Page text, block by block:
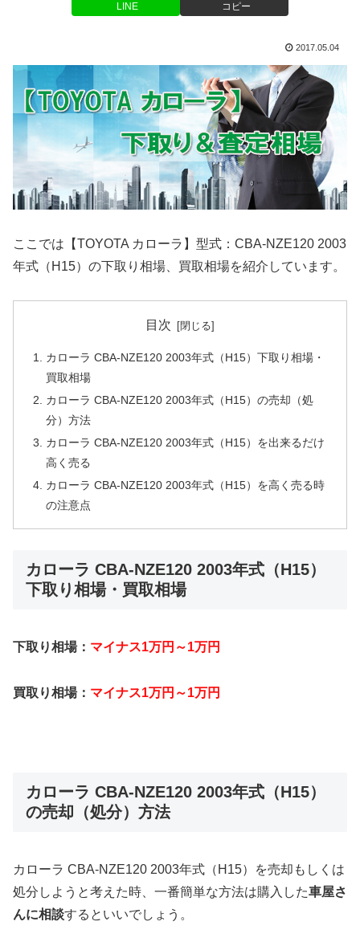
LINE コピー
2017.05.04
ここでは【TOYOTA カローラ】型式：CBA-NZE120 2003
年式（H15）の下取り相場、買取相場を紹介しています。
目次
カローラ CBA-NZE120 2003年式（H15）下取り相場・
買取相場
カローラ CBA-NZE120 2003年式（H15）の売却（処
分）方法
カローラ CBA-NZE120 2003年式（H15）を出来るだけ
高く売る
カローラ CBA-NZE120 2003年式（H15）を高く売る時
の注意点
カローラ CBA-NZE120 2003年式（H15）
下取り相場・買取相場
下取り相場： マイナス1万円～1万円
買取り相場： マイナス1万円～1万円
カローラ CBA-NZE120 2003年式（H15）
の売却（処分）方法
カローラ CBA-NZE120 2003年式（H15）を売却もしくは
処分しようと考えた時、一番簡単な方法は購入した車屋さ
んに相談するといいでしょう。